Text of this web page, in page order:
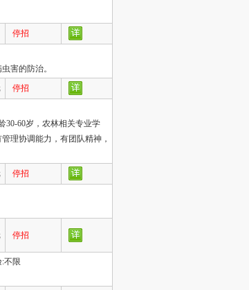
停招
害的防治。
停招
30-60岁，农林相关专业学
理协调能力，有团队精神，
停招
停招
不限